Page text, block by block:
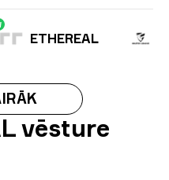
ETHEREAL
vēsture